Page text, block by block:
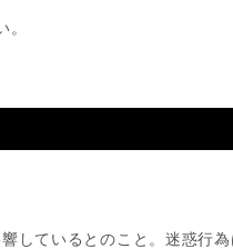
しているとのこと。迷惑行